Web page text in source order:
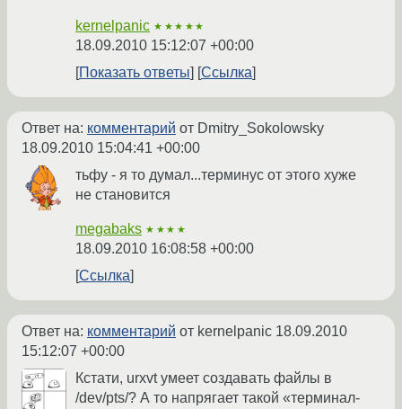
kernelpanic ★★★★★
18.09.2010 15:12:07 +00:00
Показать ответы
Ссылка
Ответ на: комментарий от Dmitry_Sokolowsky
18.09.2010 15:04:41 +00:00
тьфу - я то думал...терминус от этого хуже
не становится
megabaks ★★★★
18.09.2010 16:08:58 +00:00
Ссылка
Ответ на: комментарий от kernelpanic 18.09.2010
15:12:07 +00:00
Кстати, urxvt умеет создавать файлы в
/dev/pts/? А то напрягает такой «терминал-